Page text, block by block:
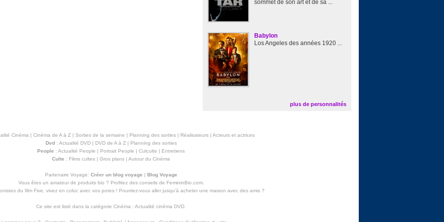
sommet de son art et de sa ...
Babylon
Los Angeles des années 1920 ...
plus de personnalités
Cinéma | Cinéma de A à Z| Sorties de la semaine | Planning des sorties| Réalisateurs| Acteurs et actrices
Dvd: Actualité DVD| DVD de A à Z| Planning des sorties
People : Actualité People | Portrait People | Culculte | Entretiens
Culte : Films cultes | Gros plans | Autour du Cinéma
Partenaire Voyage: Créer un blog voyage | Blog Voyage
Vous êtes un amateur de produits bio ? Profitez des conseils de FemininBio.com.
du film Five, vivez en coloc avec vos potes ! Pourriez-vous aller jusqu'à acheter une maison avec des amis?
Ce site est listé dans la catégorie Cinéma : Actualité cinéma DVD